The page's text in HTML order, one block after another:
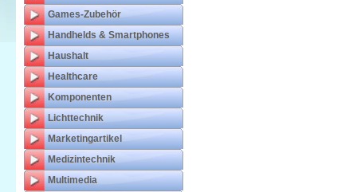
Games-Zubehör
Handhelds & Smartphones
Haushalt
Healthcare
Komponenten
Lichttechnik
Marketingartikel
Medizintechnik
Multimedia